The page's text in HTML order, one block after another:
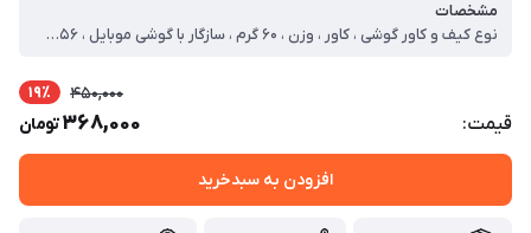
مشخصات
نوع کیف و کاور گوشی ، کاور ، وزن ، ۶۰ گرم ، سازگار با گوشی موبایل ، Samsung Galaxy A۵۶ ، ساختار ، مات ، سطح پوشش ، قاب پشتی ، لبه بالایی ، لبه پایینی ، لبه چپ ، لبه راست ، حفاظت از دکمه‌ها
قیمت:
450,000 19٪
368,000تومان
افزودن به سبدخرید